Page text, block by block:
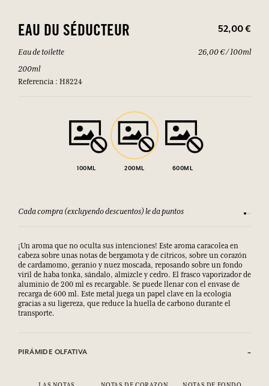
EAU DU SÉDUCTEUR 52,00 €
Eau de toilette
200ml
Referencia : H8224
26,00 € / 100ml
100ML 200ML 600ML
Consulta nuestros T&C
¡Un aroma que no oculta sus intenciones! Este aroma caracolea en
cabeza sobre unas notas de bergamota y de cítricos, sobre un corazón
de cardamomo, geranio y nuez moscada, reposando sobre un fondo
viril de haba tonka, sándalo, almizcle y cedro. El frasco vaporizador de
aluminio de 200 ml es recargable. Se puede llenar con el envase de
recarga de 600 ml. Este metal juega un papel clave en la ecología
gracias a su ligereza, que reduce la huella de carbono durante el
transporte.
PIRÁMIDE OLFATIVA